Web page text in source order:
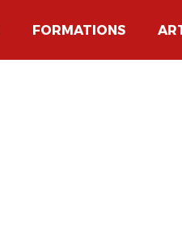
FORMATIONS